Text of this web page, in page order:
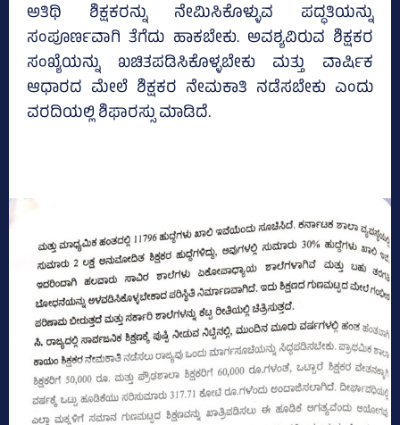
ಅತಿಥಿ ಶಿಕ್ಷಕರನ್ನು ನೇಮಿಸಿಕೊಳ್ಳುವ ಪದ್ಧತಿಯನ್ನು
ಸಂಪೂರ್ಣವಾಗಿ ತೆಗೆದು ಹಾಕಬೇಕು. ಅವಶ್ಯವಿರುವ ಶಿಕ್ಷಕರ
ಸಂಖ್ಯೆಯನ್ನು ಖಚಿತಪಡಿಸಿಕೊಳ್ಳಬೇಕು ಮತ್ತು ವಾರ್ಷಿಕ
ಆಧಾರದ ಮೇಲೆ ಶಿಕ್ಷಕರ ನೇಮಕಾತಿ ನಡೆಸಬೇಕು ಎಂದು
ವರದಿಯಲ್ಲಿ ಶಿಫಾರಸ್ಸು ಮಾಡಿದೆ.